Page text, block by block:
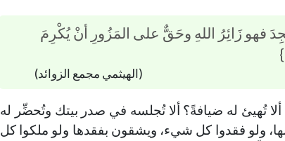
فهو زَائِرُ اللهِ وحَقٌّ على المَزُورِ أنْ يُكْرِمَ
(الهيثمي مجمع الزوائد)
ألا تُهيئ له ضيافةً؟ ألا تُجلسه في صدر بيتك وتُحضِّر له
ولو فقدوا كل شيء، ويشقون بفقدها ولو ملكوا كل